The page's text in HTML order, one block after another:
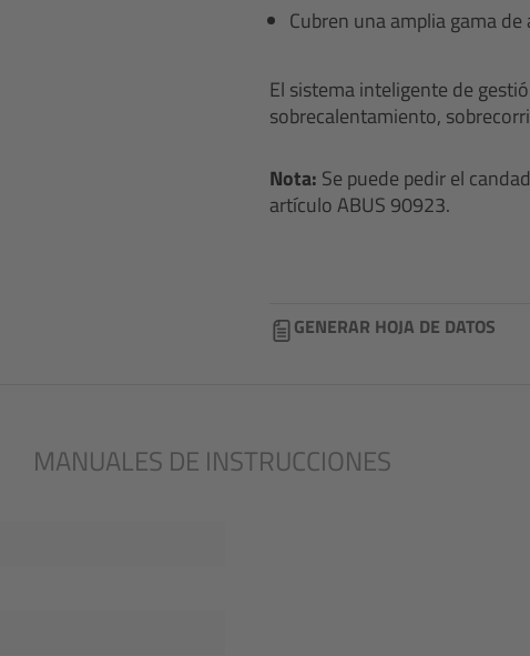
Cubren una amplia gama
El sistema inteligente de
sobrecalentamiento,
Nota: Se puede pedir el
artículo ABUS 90923.
GENERAR HOJA DE DATOS
MANUALES DE INSTRUCCIONES